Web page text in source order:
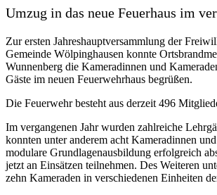
Umzug in das neue Feuerhaus im
Zur ersten Jahreshauptversammlung der
Gemeinde Wölpinghausen konnte
Wunnenberg die Kameradinnen und
Gäste im neuen Feuerwehrhaus begrüßen.
Die Feuerwehr besteht aus derzeit 496
Im vergangenen Jahr wurden zahlreiche
konnten unter anderem acht Kameradinnen
modulare Grundlagenausbildung erfolgreich
jetzt an Einsätzen teilnehmen. Des Weiteren
zehn Kameraden in verschiedenen Einheiten